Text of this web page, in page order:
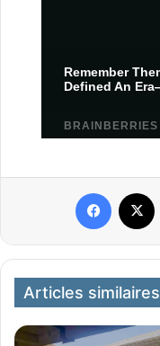
Articles similaires